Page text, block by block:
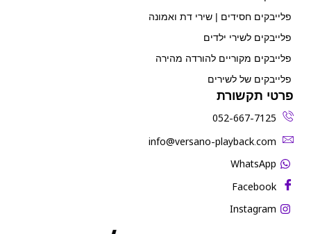
פלייבקים חסידים | שירי דת ואמונה
פלייבקים לשירי ילדים
פלייבקים מקוריים להורדה מהירה
פלייבקים של לשירים
פרטי תקשורת
052-667-7125
‫info@versano-playback.com‬
WhatsApp
Facebook
Instagram